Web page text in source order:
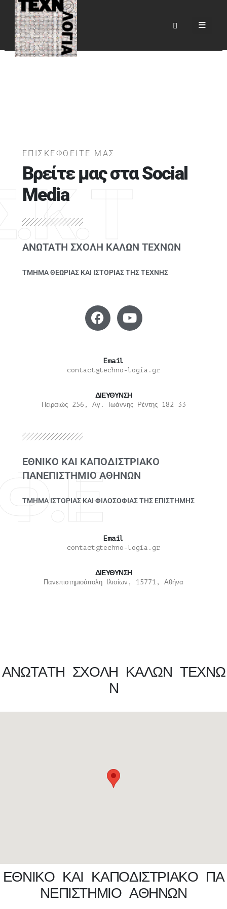
ΕΠΙΚΟΙΝΩΝΙΑ
ΕΠΙΣΚΕΦΘΕΙΤΕ ΜΑΣ
Βρείτε μας στα Social
Media
ΑΝΩΤΑΤΗ ΣΧΟΛΗ ΚΑΛΩΝ ΤΕΧΝΩΝ
ΤΜΗΜΑ ΘΕΩΡΙΑΣ ΚΑΙ ΙΣΤΟΡΙΑΣ ΤΗΣ ΤΕΧΝΗΣ
Email
contact@techno-logia.gr
ΔΙΕΥΘΥΝΣΗ
Πειραιώς 256, Αγ. Ιωάννης Ρέντης 182 33
ΕΘΝΙΚΟ ΚΑΙ ΚΑΠΟΔΙΣΤΡΙΑΚΟ
ΠΑΝΕΠΙΣΤΗΜΙΟ ΑΘΗΝΩΝ
ΤΜΗΜΑ ΙΣΤΟΡΙΑΣ ΚΑΙ ΦΙΛΟΣΟΦΙΑΣ ΤΗΣ ΕΠΙΣΤΗΜΗΣ
Email
contact@techno-logia.gr
ΔΙΕΥΘΥΝΣΗ
Πανεπιστημιούπολη Ιλισίων, 15771, Αθήνα
ΑΝΩΤΑΤΗ ΣΧΟΛΗ ΚΑΛΩΝ ΤΕΧΝΩ
Ν
ΕΘΝΙΚΟ ΚΑΙ ΚΑΠΟΔΙΣΤΡΙΑΚΟ ΠΑ
ΝΕΠΙΣΤΗΜΙΟ ΑΘΗΝΩΝ